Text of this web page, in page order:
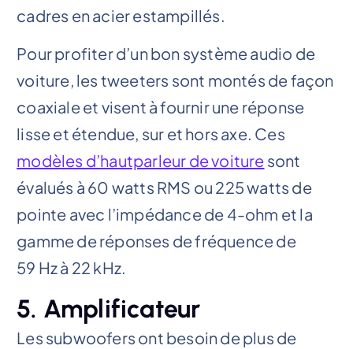
cadres en acier estampillés.
Pour profiter d’un bon système audio de
voiture, les tweeters sont montés de façon
coaxiale et visent à fournir une réponse
lisse et étendue, sur et hors axe. Ces
modèles d’hautparleur de voiture sont
évalués à 60 watts RMS ou 225 watts de
pointe avec l’impédance de 4-ohm et la
gamme de réponses de fréquence de
59 Hz à 22 kHz.
5. Amplificateur
Les subwoofers ont besoin de plus de